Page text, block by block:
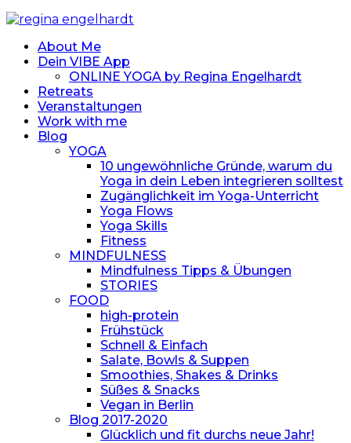
About Me
Dein VIBE App
ONLINE YOGA by Regina Engelhardt
Retreats
Veranstaltungen
Work with me
Blog
YOGA
10 ungewöhnliche Gründe, warum du
Yoga in dein Leben integrieren solltest
Zugänglichkeit im Yoga-Unterricht
Yoga Flows
Yoga Skills
Fitness
MINDFULNESS
Mindfulness Tipps & Übungen
STORIES
FOOD
high-protein
Frühstück
Schnell & Einfach
Salate, Bowls & Suppen
Smoothies, Shakes & Drinks
Süßes & Snacks
Vegan in Berlin
Blog 2017-2020
Glücklich und fit durchs neue Jahr!